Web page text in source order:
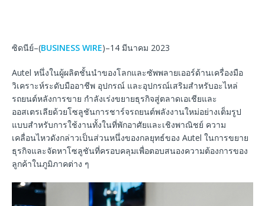
ซิดนีย์–(BUSINESS WIRE)–14 มีนาคม 2023
Autel หนึ่งในผู้ผลิตชั้นนำของโลกและซัพพลายเออร์ด้านเครื่องมือ
วิเคราะห์ระดับมืออาชีพ อุปกรณ์ และอุปกรณ์เสริมสำหรับอะไหล่
รถยนต์หลังการขาย กำลังเร่งขยายธุรกิจสู่ตลาดเอเชียและ
ออสเตรเลียด้วยโซลูชันการชาร์จรถยนต์พลังงานใหม่อย่างเต็มรูป
แบบสำหรับการใช้งานทั้งในที่พักอาศัยและเชิงพาณิชย์ ความ
เคลื่อนไหวดังกล่าวเป็นส่วนหนึ่งของกลยุทธ์ของ Autel ในการขยาย
ธุรกิจและจัดหาโซลูชันที่ครอบคลุมเพื่อตอบสนองความต้องการของ
ลูกค้าในภูมิภาคต่าง ๆ